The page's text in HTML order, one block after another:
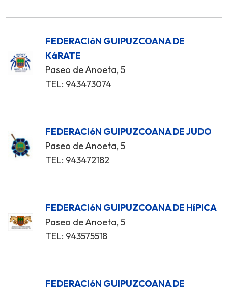
FEDERACIóN GUIPUZCOANA DE
KáRATE
Paseo de Anoeta, 5
TEL: 943473074
FEDERACIóN GUIPUZCOANA DE JUDO
Paseo de Anoeta, 5
TEL: 943472182
FEDERACIóN GUIPUZCOANA DE HíPICA
Paseo de Anoeta, 5
TEL: 943575518
FEDERACIóN GUIPUZCOANA DE